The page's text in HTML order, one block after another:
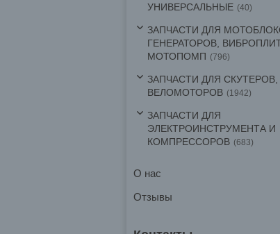
УНИВЕРСАЛЬНЫЕ
40
ЗАПЧАСТИ ДЛЯ
ГЕНЕРАТОРОВ,
МОТОПОМП
796
ЗАПЧАСТИ ДЛЯ СКУТЕРОВ,
ВЕЛОМОТОРОВ
1942
ЗАПЧАСТИ ДЛЯ
ЭЛЕКТРОИНСТРУМЕНТА И
КОМПРЕССОРОВ
683
О нас
Отзывы